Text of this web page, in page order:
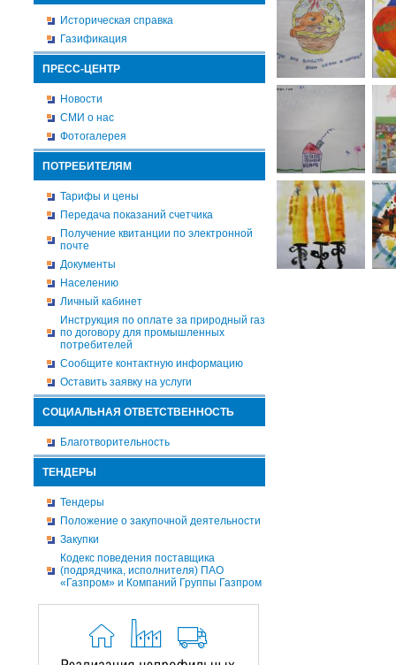
Историческая справка
Газификация
ПРЕСС-ЦЕНТР
Новости
СМИ о нас
Фотогалерея
ПОТРЕБИТЕЛЯМ
Тарифы и цены
Передача показаний счетчика
Получение квитанции по электронной
почте
Документы
Населению
Личный кабинет
Инструкция по оплате за природный газ
по договору для промышленных
потребителей
Сообщите контактную информацию
Оставить заявку на услуги
СОЦИАЛЬНАЯ ОТВЕТСТВЕННОСТЬ
Благотворительность
ТЕНДЕРЫ
Тендеры
Положение о закупочной деятельности
Закупки
Кодекс поведения поставщика
(подрядчика, исполнителя) ПАО
«Газпром» и Компаний Группы Газпром